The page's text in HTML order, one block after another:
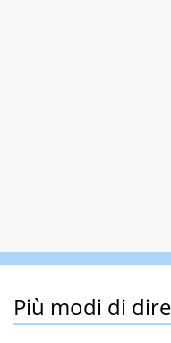
Più modi di